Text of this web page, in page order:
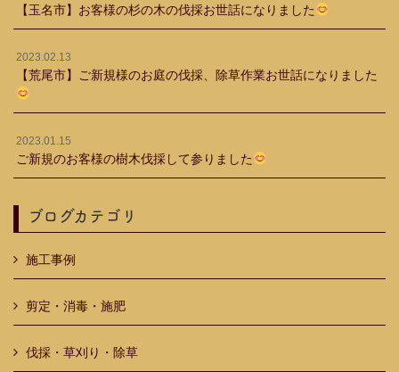
【玉名市】お客様の杉の木の伐採お世話になりました
2023.02.13
【荒尾市】ご新規様のお庭の伐採、除草作業お世話になりました
2023.01.15
ご新規のお客様の樹木伐採して参りました
ブログカテゴリ
施工事例
剪定・消毒・施肥
伐採・草刈り・除草